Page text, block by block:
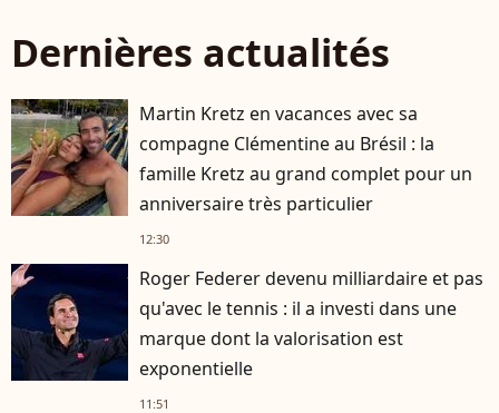
Dernières actualités
Martin Kretz en vacances avec sa
compagne Clémentine au Brésil : la
famille Kretz au grand complet pour un
anniversaire très particulier
12:30
Roger Federer devenu milliardaire et pas
qu'avec le tennis : il a investi dans une
marque dont la valorisation est
exponentielle
11:51